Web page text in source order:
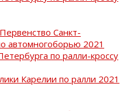
Санкт-
автомногоборью 2021
по ралли-кроссу
Карелии по ралли 2021